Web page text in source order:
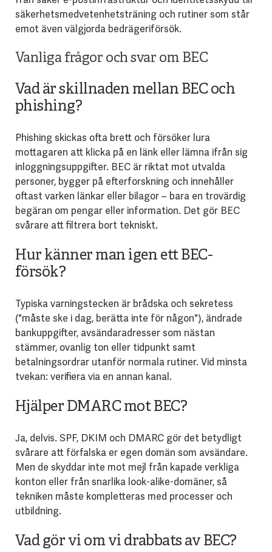
säkerhetsmedvetenhetsträning och rutiner som står
emot även välgjorda bedrägeriförsök.
Vanliga frågor och svar om BEC
Vad är skillnaden mellan BEC och
phishing?
Phishing skickas ofta brett och försöker lura
mottagaren att klicka på en länk eller lämna ifrån sig
inloggningsuppgifter. BEC är riktat mot utvalda
personer, bygger på efterforskning och innehåller
oftast varken länkar eller bilagor – bara en trovärdig
begäran om pengar eller information. Det gör BEC
svårare att filtrera bort tekniskt.
Hur känner man igen ett BEC-
försök?
Typiska varningstecken är brådska och sekretess
("måste ske i dag, berätta inte för någon"), ändrade
bankuppgifter, avsändaradresser som nästan
stämmer, ovanlig ton eller tidpunkt samt
betalningsordrar utanför normala rutiner. Vid minsta
tvekan: verifiera via en annan kanal.
Hjälper DMARC mot BEC?
Ja, delvis. SPF, DKIM och DMARC gör det betydligt
svårare att förfalska er egen domän som avsändare.
Men de skyddar inte mot mejl från kapade verkliga
konton eller från snarlika look-alike-domäner, så
tekniken måste kompletteras med processer och
utbildning.
Vad gör vi om vi drabbats av BEC?